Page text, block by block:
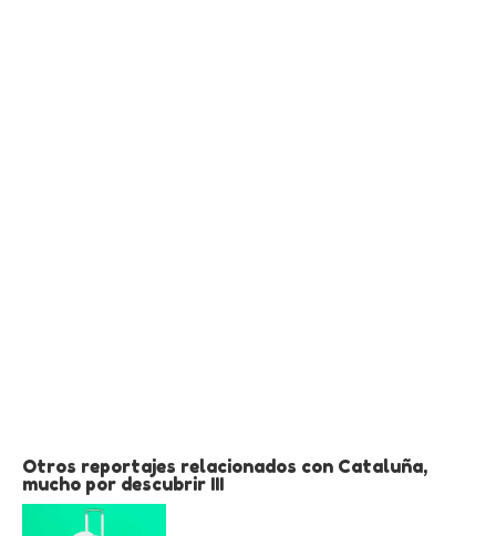
Otros reportajes relacionados con Cataluña,
mucho por descubrir III